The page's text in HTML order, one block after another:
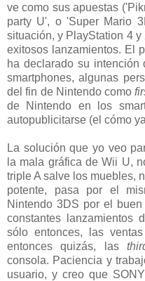
ve como sus apuestas
party U', o 'Super Mario
situación, y PlayStation 4
exitosos lanzamientos. El
ha declarado su intención
smartphones, algunas
del fin de Nintendo como
de Nintendo en los
autopublicitarse (el cómo
La solución que yo veo
la mala gráfica de Wii U,
triple A salve los muebles,
potente, pasa por el
Nintendo 3DS por el
constantes lanzamientos
sólo entonces, las
entonces quizás, las
consola. Paciencia y
usuario, y creo que